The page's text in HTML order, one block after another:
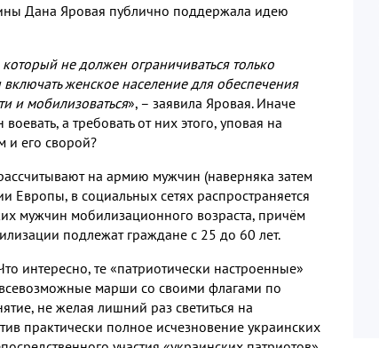
Дана Яровая публично поддержала идею
который не должен ограничиваться только
женское население для обеспечения
и мобилизоваться», – заявила Яровая. Иначе
воевать, а требовать от них этого, уповая на
и его сворой?
на армию мужчин (наверняка затем
Европы, в социальных сетях распространяется
мужчин мобилизационного возраста, причём
подлежат граждане с 25 до 60 лет.
интересно, те «патриотически настроенные»
марши со своими флагами по
, не желая лишний раз светиться на
практически полное исчезновение украинских